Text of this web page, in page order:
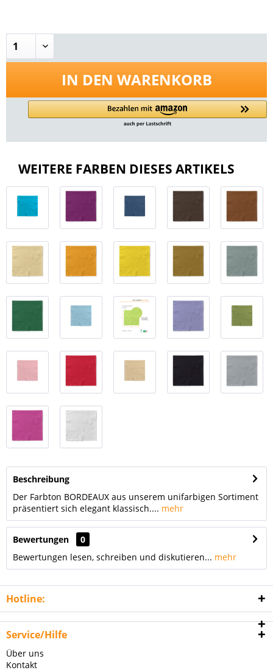
IN DEN WARENKORB
WEITERE FARBEN DIESES ARTIKELS
Beschreibung
Der Farbton BORDEAUX aus unserem unifarbigen Sortiment
präsentiert sich elegant klassisch.... mehr
Bewertungen
0
Bewertungen lesen, schreiben und diskutieren... mehr
Hotline:
Service/Hilfe
Über uns
Kontakt